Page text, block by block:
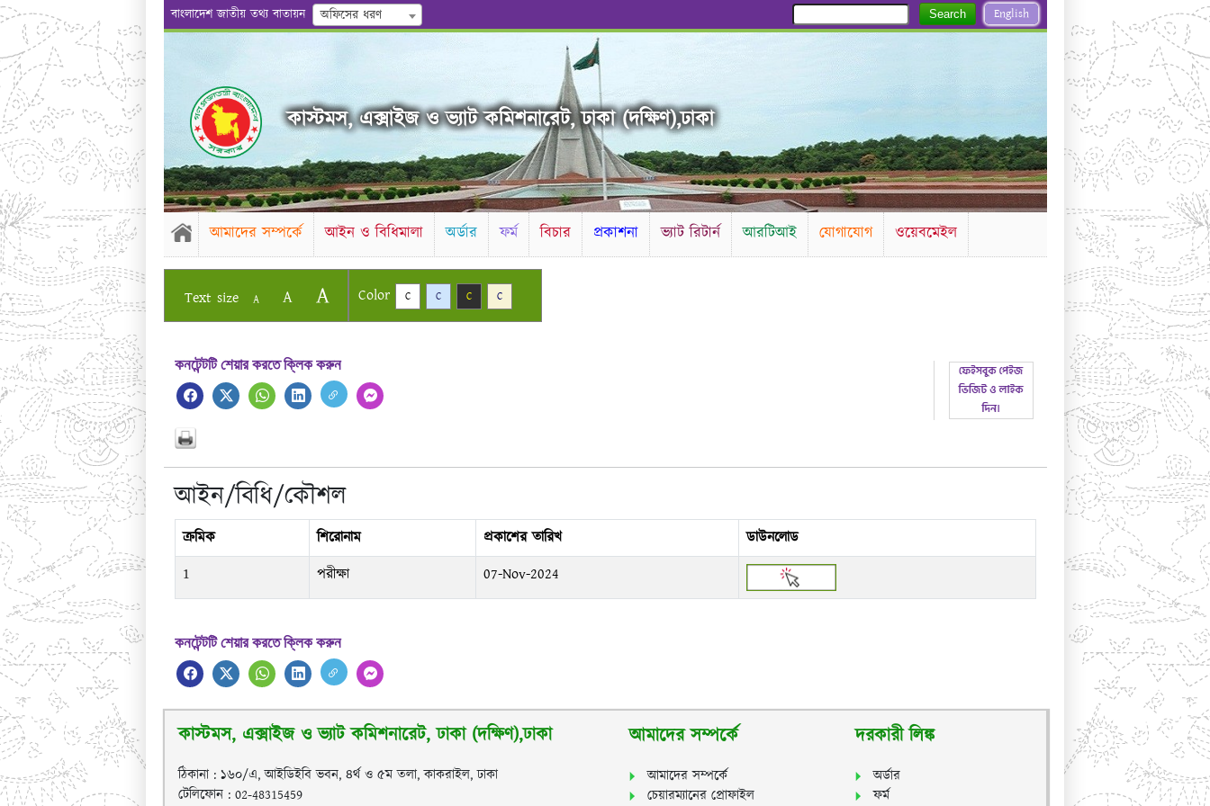
বাংলাদেশ জাতীয় তথ্য বাতায়ন অফিসের ধরণ English
Search
কাস্টমস, এক্সাইজ ও ভ্যাট কমিশনারেট, ঢাকা (দক্ষিণ),ঢাকা
আমাদের সম্পর্কে আইন ও বিধিমালা অর্ডার ফর্ম বিচার প্রকাশনা ভ্যাট রিটার্ন আরটিআই যোগাযোগ ওয়েবমেইল
Text size A A A Color C C C C
কনটেন্টটি শেয়ার করতে ক্লিক করুন
আইন/বিধি/কৌশল
ক্রমিক শিরোনাম প্রকাশের তারিখ
ডাউনলোড
1
পরীক্ষা 07-Nov-2024
কনটেন্টটি শেয়ার করতে ক্লিক করুন
কাস্টমস, এক্সাইজ ও ভ্যাট কমিশনারেট, ঢাকা (দক্ষিণ),ঢাকা
ঠিকানা : ১৬০/এ, আইডিইবি ভবন, ৪র্থ ও ৫ম তলা, কাকরাইল, ঢাকা
টেলিফোন : 02-48315459
আমাদের সম্পর্কে
আমাদের সম্পর্কে
চেয়ারম্যানের প্রোফাইল
দরকারী লিঙ্ক
অর্ডার
ফর্ম